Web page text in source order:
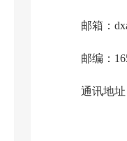
邮箱：
邮编：
通讯地